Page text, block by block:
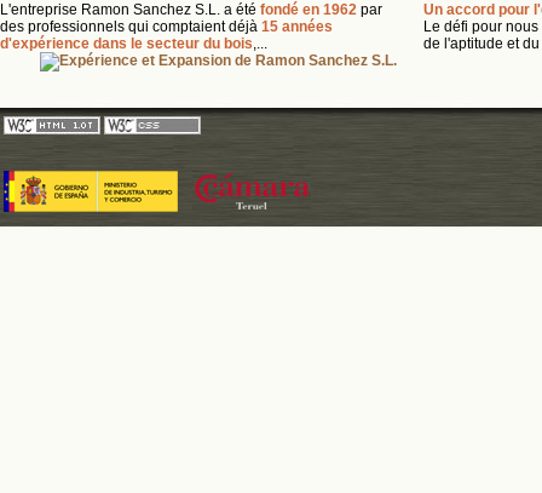
L'entreprise Ramon Sanchez S.L. a été fondé en 1962 par
des professionnels qui comptaient déjà 15 années
d'expérience dans le secteur du bois,...
Un accord pour
Le défi pour
de l'aptitude et